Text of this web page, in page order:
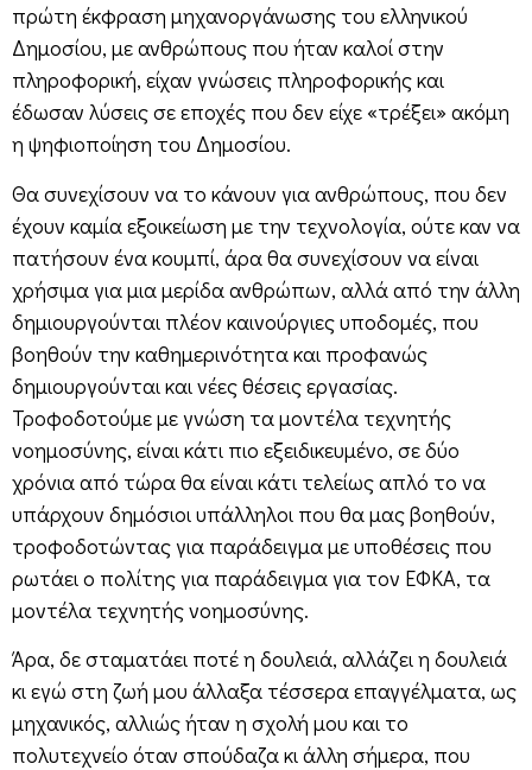
πρώτη έκφραση μηχανοργάνωσης του ελληνικού
Δημοσίου, με ανθρώπους που ήταν καλοί στην
πληροφορική, είχαν γνώσεις πληροφορικής και
έδωσαν λύσεις σε εποχές που δεν είχε «τρέξει» ακόμη
η ψηφιοποίηση του Δημοσίου.
Θα συνεχίσουν να το κάνουν για ανθρώπους, που δεν
έχουν καμία εξοικείωση με την τεχνολογία, ούτε καν να
πατήσουν ένα κουμπί, άρα θα συνεχίσουν να είναι
χρήσιμα για μια μερίδα ανθρώπων, αλλά από την άλλη
δημιουργούνται πλέον καινούργιες υποδομές, που
βοηθούν την καθημερινότητα και προφανώς
δημιουργούνται και νέες θέσεις εργασίας.
Τροφοδοτούμε με γνώση τα μοντέλα τεχνητής
νοημοσύνης, είναι κάτι πιο εξειδικευμένο, σε δύο
χρόνια από τώρα θα είναι κάτι τελείως απλό το να
υπάρχουν δημόσιοι υπάλληλοι που θα μας βοηθούν,
τροφοδοτώντας για παράδειγμα με υποθέσεις που
ρωτάει ο πολίτης για παράδειγμα για τον ΕΦΚΑ, τα
μοντέλα τεχνητής νοημοσύνης.
Άρα, δε σταματάει ποτέ η δουλειά, αλλάζει η δουλειά
κι εγώ στη ζωή μου άλλαξα τέσσερα επαγγέλματα, ως
μηχανικός, αλλιώς ήταν η σχολή μου και το
πολυτεχνείο όταν σπούδαζα κι άλλη σήμερα, που